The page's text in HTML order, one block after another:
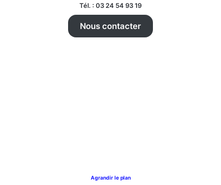
Tél. : 03 24 54 93 19
Nous contacter
Agrandir le plan